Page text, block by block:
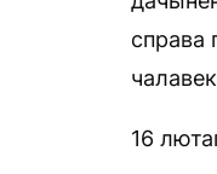
справа
16